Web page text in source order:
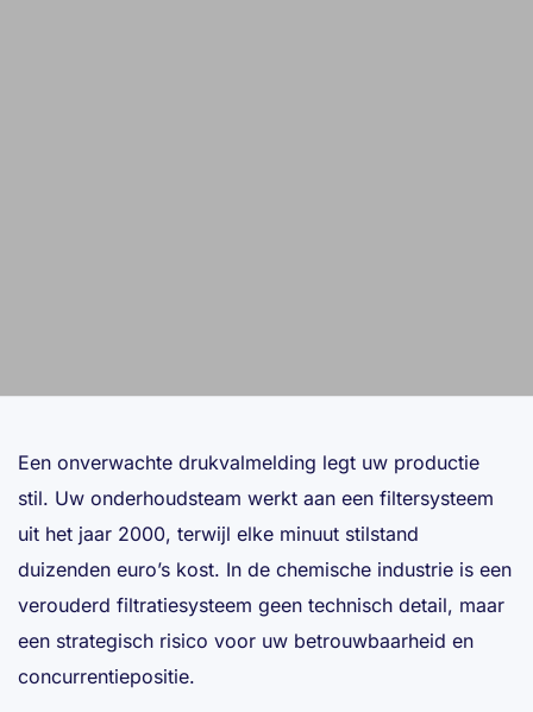
Een onverwachte drukvalmelding legt uw productie
stil. Uw onderhoudsteam werkt aan een filtersysteem
uit het jaar 2000, terwijl elke minuut stilstand
duizenden euro’s kost. In de chemische industrie is een
verouderd filtratiesysteem geen technisch detail, maar
een strategisch risico voor uw betrouwbaarheid en
concurrentiepositie.